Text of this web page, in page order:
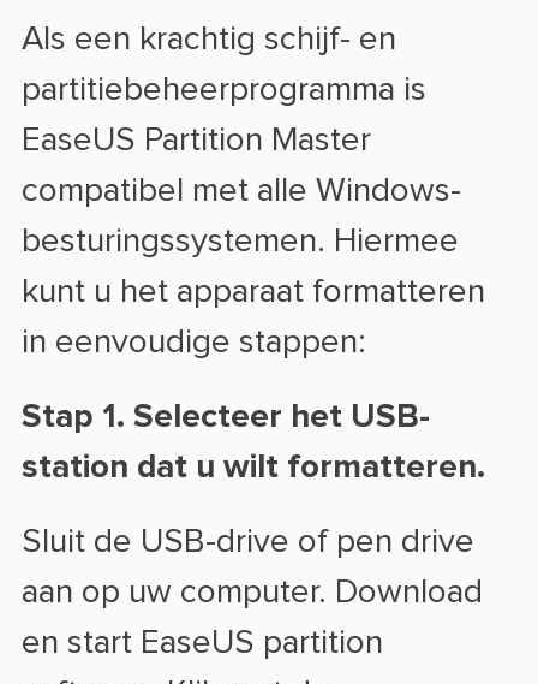
Als een krachtig schijf- en
partitiebeheerprogramma is
EaseUS Partition Master
compatibel met alle Windows-
besturingssystemen. Hiermee
kunt u het apparaat formatteren
in eenvoudige stappen:
Stap 1. Selecteer het USB-
station dat u wilt formatteren.
Sluit de USB-drive of pen drive
aan op uw computer. Download
en start EaseUS partition